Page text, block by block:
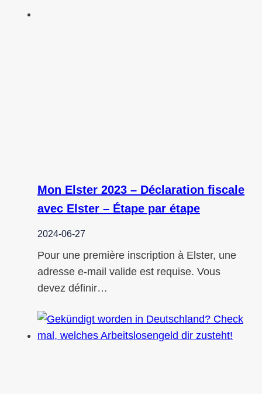
Mon Elster 2023 – Déclaration fiscale
avec Elster – Étape par étape
2024-06-27
Pour une première inscription à Elster, une
adresse e-mail valide est requise. Vous
devez définir…